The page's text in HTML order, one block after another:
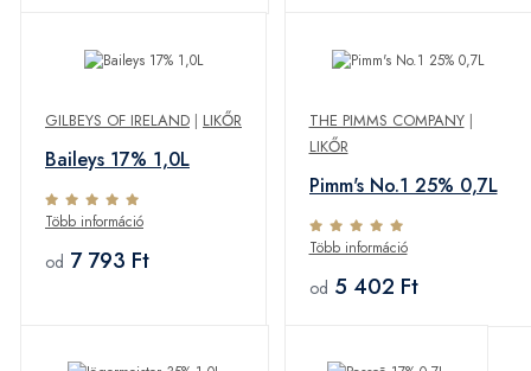
GILBEYS OF IRELAND | LIKŐR
Baileys 17% 1,0L
Több információ
od 7 793 Ft
THE PIMMS COMPANY|
LIKŐR
Pimm's No.1 25% 0,7L
Több információ
od 5 402 Ft